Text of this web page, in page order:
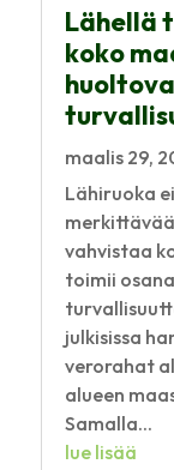
Lähellä
koko
maalis 29,
Lähiruoka
vahvistaa
toimii
julkisissa
verorahat
alueen
Samalla...
lue lisää